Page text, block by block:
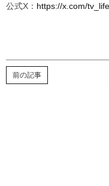
公式X： https://x.com/tv_life
前の記事